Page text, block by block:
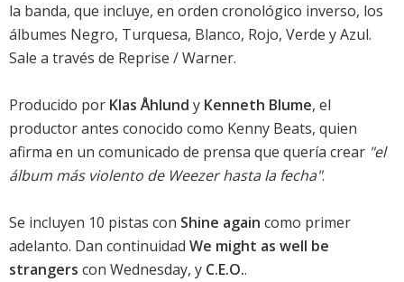
la banda, que incluye, en orden cronológico inverso, los
álbumes Negro, Turquesa, Blanco, Rojo, Verde y Azul.
Sale a través de Reprise / Warner.
Producido por Klas Åhlund y Kenneth Blume, el
productor antes conocido como Kenny Beats, quien
afirma en un comunicado de prensa que quería crear "el
álbum más violento de Weezer hasta la fecha".
Se incluyen 10 pistas con Shine again como primer
adelanto. Dan continuidad We might as well be
strangers con Wednesday, y C.E.O..